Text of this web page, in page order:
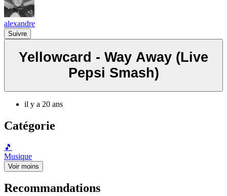
alexandre
Suivre
Yellowcard - Way Away (Live
Pepsi Smash)
il y a 20 ans
Catégorie
🎵
Musique
Voir moins
Recommandations